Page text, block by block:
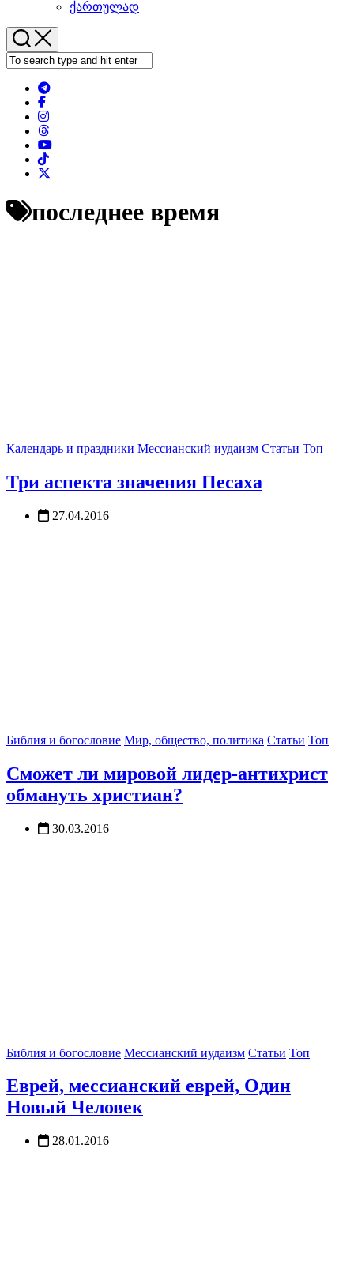
ქართულად
последнее время
Календарь и праздники Мессианский иудаизм Статьи Топ
Три аспекта значения Песаха
27.04.2016
Библия и богословие Мир, общество, политика Статьи Топ
Сможет ли мировой лидер-антихрист
обмануть христиан?
30.03.2016
Библия и богословие Мессианский иудаизм Статьи Топ
Еврей, мессианский еврей, Один
Новый Человек
28.01.2016